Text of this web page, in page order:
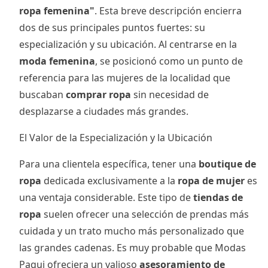
ropa femenina". Esta breve descripción encierra
dos de sus principales puntos fuertes: su
especialización y su ubicación. Al centrarse en la
moda femenina, se posicionó como un punto de
referencia para las mujeres de la localidad que
buscaban comprar ropa sin necesidad de
desplazarse a ciudades más grandes.
El Valor de la Especialización y la Ubicación
Para una clientela específica, tener una boutique de
ropa dedicada exclusivamente a la ropa de mujer es
una ventaja considerable. Este tipo detiendas de
ropa suelen ofrecer una selección de prendas más
cuidada y un trato mucho más personalizado que
las grandes cadenas. Es muy probable que Modas
Paqui ofreciera un valioso asesoramiento de